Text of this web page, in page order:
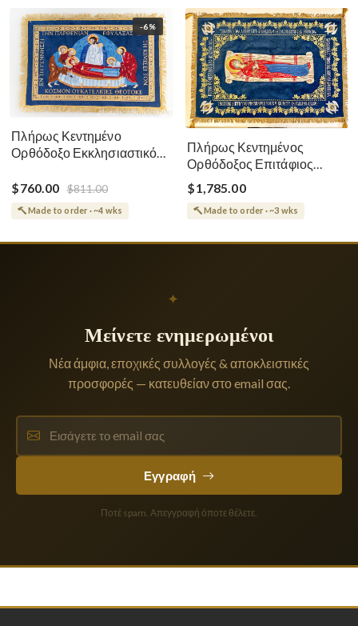
-6%
Πλήρως Κεντημένο
Ορθόδοξο Εκκλησιαστικό
Θεοτόκου
$760.00 $811.00
Made to order · ~4 wks
Πλήρως Κεντημένος
Ορθόδοξος Επιτάφιος
Κοίμησης
$1,785.00
Made to order · ~3 wks
✦
Μείνετε ενημερωμένοι
Νέα άμφια, εποχικές συλλογές & αποκλειστικές
προσφορές — κατευθείαν στο email σας.
Εγγραφή
Ποτέ spam. Απεγγραφή όποτε θέλετε.